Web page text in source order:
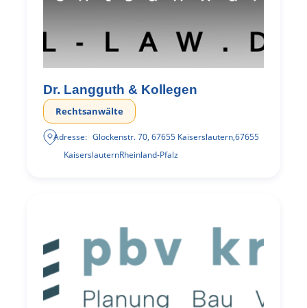
Dr. Langguth & Kollegen
Rechtsanwälte
Adresse: Glockenstr. 70, 67655 Kaiserslautern,67655
KaiserslauternRheinland-Pfalz